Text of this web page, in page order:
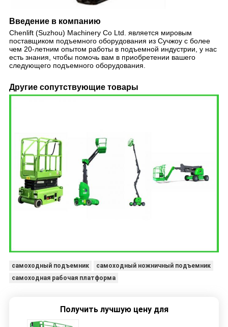
Введение в компанию
Chenlift (Suzhou) Machinery Co Ltd. является мировым
поставщиком подъемного оборудования из Сучжоу с более
чем 20-летним опытом работы в подъемной индустрии, у нас
есть знания, чтобы помочь вам в приобретении вашего
следующего подъемного оборудования.
Другие сопутствующие товары
самоходный подъемник
самоходный ножничный подъемник
самоходная рабочая платформа
Получить лучшую цену для